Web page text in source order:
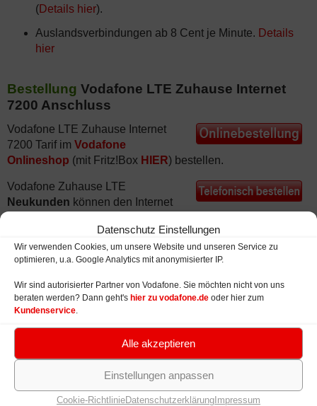
Datenschutz Einstellungen
Wir verwenden Cookies, um unsere Website und unseren Service zu
optimieren, u.a. Google Analytics mit anonymisierter IP.
Wir sind autorisierter Partner von Vodafone. Sie möchten nicht von uns
beraten werden? Dann geht's hier zu vodafone.de oder hier zum
Kundenservice.
Alle akzeptieren
Einstellungen anpassen
Cookie-RichtlinieDatenschutzerklärung Impressum
(Details hier).
Auslandsverbindungen ab 8 Cent je Minute. Details
hier
Bestellung Vodafone LTE Zuhause Internet
7200 Anschluss
Vodafone LTE Zuhause Internet
7200 Tarif im Vodafone
Onlineshop (mit Fritz!Box HIER) bestellen.
Vodafone Zuhause LTE
Neukunden können den Internet
Rückruf-Service hier).
Für Vodafone LTE Zuhause
per PDF Bestellformularbeauftragen oder Unterlagen
zusenden lassen